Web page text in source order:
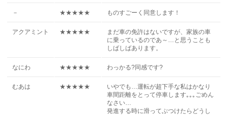
－ ★★★★★ ものすごーく同意します！
アクアミント ★★★★★
まだ車の免許はないですが、家族の車
に乗っているのであ～…と思うことも
しばしばあります。
なにわ ★★★★★ わっかる?同感です?
むあは ★★★★★
いやでも…運転が超下手な私はかなり
車間距離をとって停車します｡｡｡ごめん
なさい…
発進する時に滑ってぶつけたらどうし